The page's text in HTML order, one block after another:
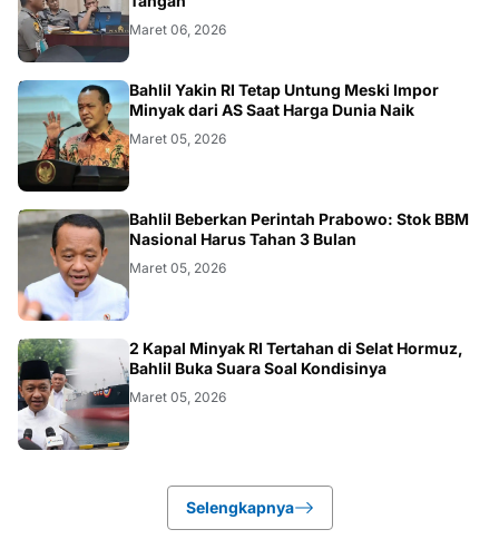
Maret 06, 2026
BISNIS
Bahlil Yakin RI Tetap Untung Meski Impor
Minyak dari AS Saat Harga Dunia Naik
Maret 05, 2026
BISNIS
Bahlil Beberkan Perintah Prabowo: Stok BBM
Nasional Harus Tahan 3 Bulan
Maret 05, 2026
BISNIS
2 Kapal Minyak RI Tertahan di Selat Hormuz,
Bahlil Buka Suara Soal Kondisinya
Maret 05, 2026
Selengkapnya